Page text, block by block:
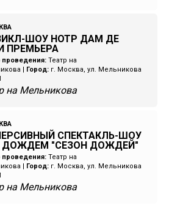
ШОУ НОТР ДАМ ДЕ
ПРЕМЬЕРА
Театр на
| Город: г. Москва, ул. Мельникова
на Мельникова
СПЕКТАКЛЬ-ШОУ
ДОЖДЕМ "СЕЗОН ДОЖДЕЙ"
Театр на
| Город: г. Москва, ул. Мельникова
на Мельникова